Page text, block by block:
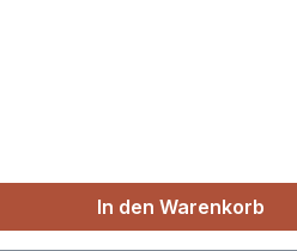
In den Warenkorb